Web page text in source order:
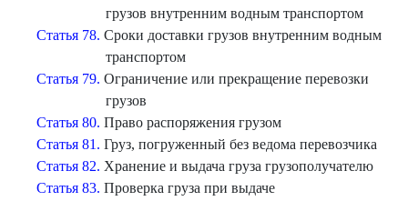
грузов внутренним водным транспортом
Статья 78. Сроки доставки грузов внутренним водным
транспортом
Статья 79. Ограничение или прекращение перевозки
грузов
Статья 80. Право распоряжения грузом
Статья 81. Груз, погруженный без ведома перевозчика
Статья 82. Хранение и выдача груза грузополучателю
Статья 83. Проверка груза при выдаче